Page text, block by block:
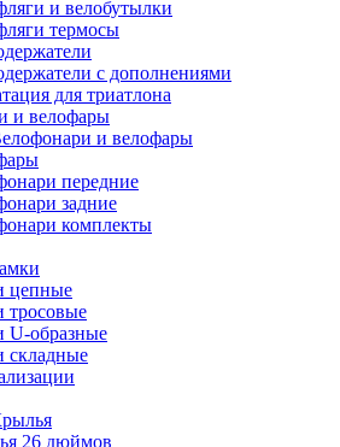
и велобутылки
термосы
с дополнениями
для триатлона
и велофары
и велофары
передние
задние
комплекты
цепные
тросовые
U-образные
складные
26 дюймов